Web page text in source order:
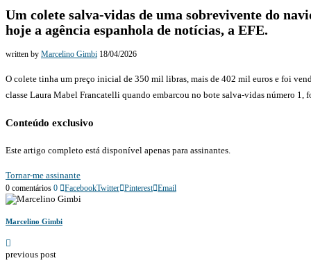
Um colete salva-vidas de uma sobrevivente do
hoje a agência espanhola de notícias, a EFE.
written by Marcelino Gimbi 18/04/2026
O colete tinha um preço inicial de 350 mil libras, mais de 402 mil euros e foi
classe Laura Mabel Francatelli quando embarcou no bote salva-vidas número
Conteúdo exclusivo
Este artigo completo está disponível apenas para assinantes.
Tornar-me assinante
0 comentários 0 FacebookTwitter Pinterest Email
Marcelino Gimbi
previous post